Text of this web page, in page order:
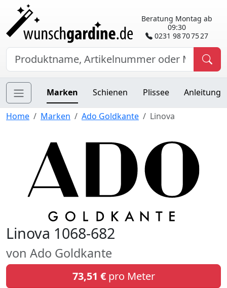
Beratung Montag ab
09:30
0231 98 70 75 27
Marken Schienen Plissee Anleitung
Home Marken Ado Goldkante Linova
Linova 1068-682
von Ado Goldkante
73,51 €pro Meter